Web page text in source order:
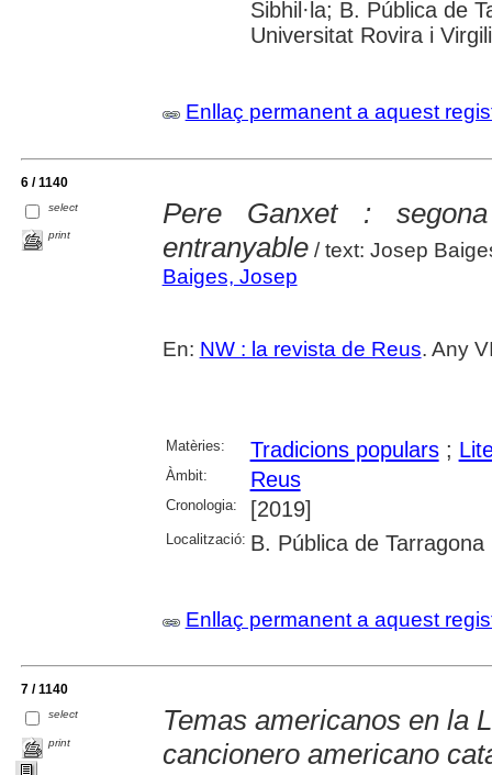
Sibhil·la; B. Pública de
Universitat Rovira i Virgili
Enllaç permanent a aquest
6 / 1140
select
print
Pere Ganxet :
entranyable/ text: Josep
Baiges, Josep
En: NW : la revista de Reus. Any
Matèries: Tradicions populars;
Àmbit: Reus
Cronologia: [2019]
Localització: B. Pública de Tarragona
Enllaç permanent a aquest
7 / 1140
select
print
Temas americanos en la
cancionero americano